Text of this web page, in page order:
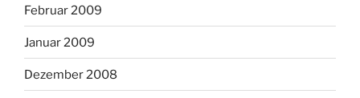
Februar 2009
Januar 2009
Dezember 2008